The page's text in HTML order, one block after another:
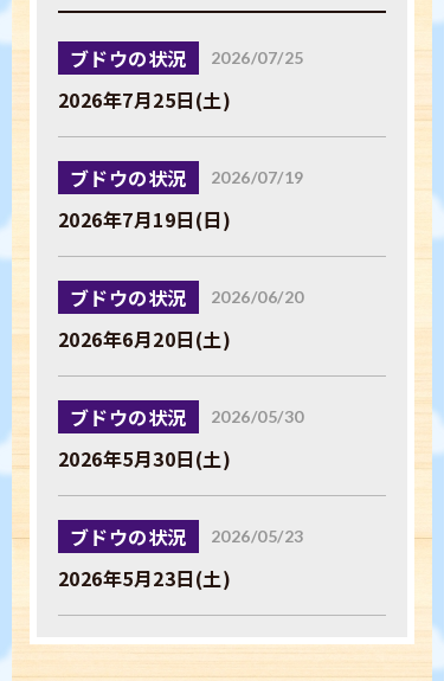
ブドウの状況 2026/07/25
2026年7月25日(土)
ブドウの状況 2026/07/19
2026年7月19日(日)
ブドウの状況 2026/06/20
2026年6月20日(土)
ブドウの状況 2026/05/30
2026年5月30日(土)
ブドウの状況 2026/05/23
2026年5月23日(土)